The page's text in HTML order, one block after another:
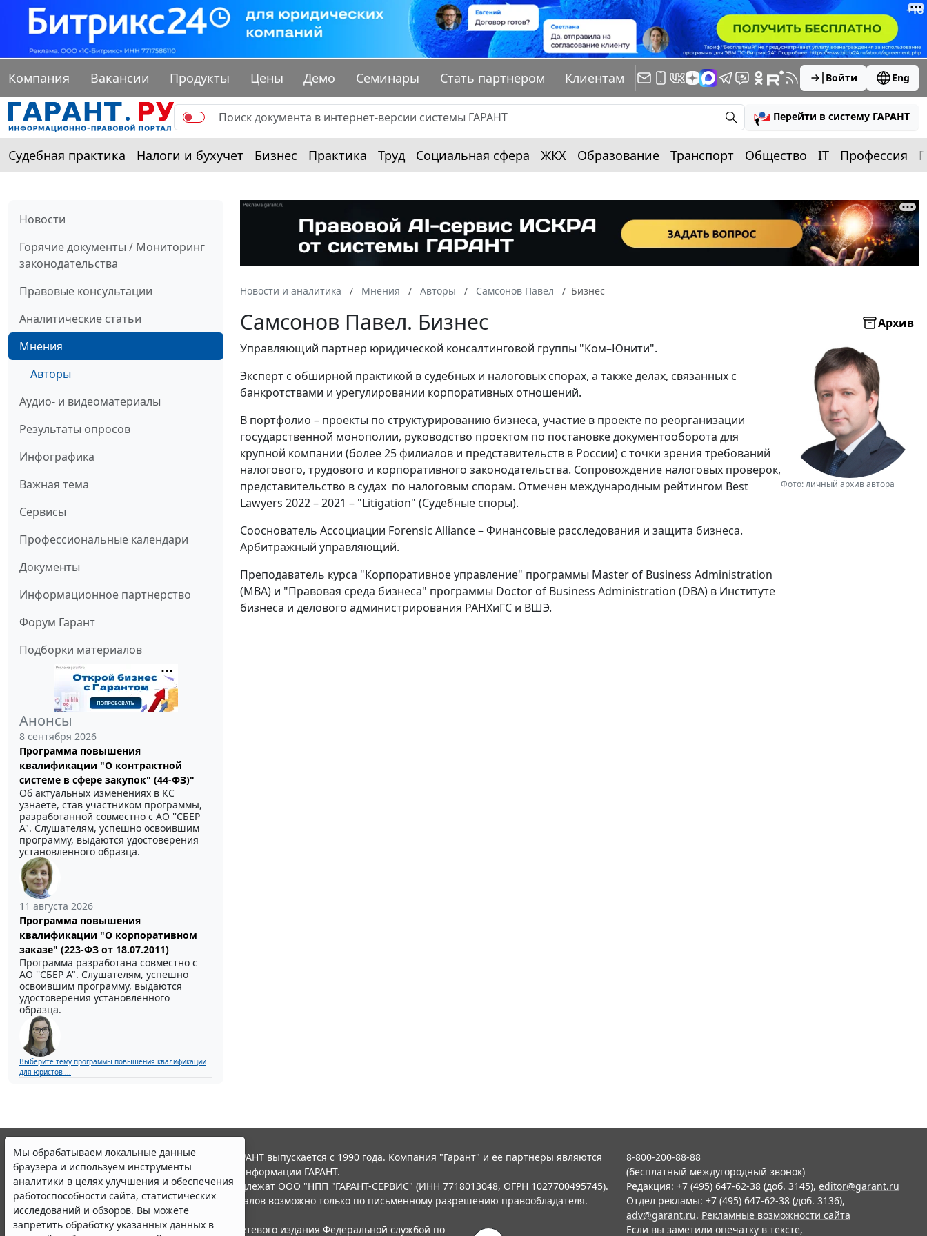
Компания Вакансии Продукты Цены Демо Семинары Стать партнером Клиентам Войти Eng
Перейти в систему ГАРАНТ
Судебная практика Налоги и бухучет Бизнес Практика Труд Социальная сфера ЖКХ Образование Транспорт Общество IT Профессия
Новости
Горячие документы / Мониторинг
законодательства
Правовые консультации
Аналитические статьи
Мнения
Авторы
Аудио- и видеоматериалы
Результаты опросов
Инфографика
Важная тема
Сервисы
Профессиональные календари
Документы
Информационное партнерство
Форум Гарант
Подборки материалов
Анонсы
8 сентября 2026
Программа повышения
квалификации "О контрактной
системе в сфере закупок" (44-ФЗ)"
Об актуальных изменениях в КС
узнаете, став участником программы,
разработанной совместно с АО ''СБЕР
А". Слушателям, успешно освоившим
программу, выдаются удостоверения
установленного образца.
11 августа 2026
Программа повышения
квалификации "О корпоративном
заказе" (223-ФЗ от 18.07.2011)
Программа разработана совместно с
АО ''СБЕР А". Слушателям, успешно
освоившим программу, выдаются
удостоверения установленного
образца.
Выберите тему программы повышения квалификации
для юристов ...
Новости и аналитика Мнения Авторы Самсонов Павел Бизнес
Самсонов Павел. Бизнес Архив
Фото: личный архив автора
Управляющий партнер юридической консалтинговой группы "Ком–Юнити".
Эксперт с обширной практикой в судебных и налоговых спорах, а также делах, связанных с
банкротствами и урегулировании корпоративных отношений.
В портфолио – проекты по структурированию бизнеса, участие в проекте по реорганизации
государственной монополии, руководство проектом по постановке документооборота для
крупной компании (более 25 филиалов и представительств в России) с точки зрения требований
налогового, трудового и корпоративного законодательства. Сопровождение налоговых проверок,
представительство в судах по налоговым спорам. Отмечен международным рейтингом Best
Lawyers 2022 – 2021 – "Litigation" (Судебные споры).
Сооснователь Ассоциации Forensic Alliance – Финансовые расследования и защита бизнеса.
Арбитражный управляющий.
Преподаватель курса "Корпоративное управление" программы Master of Business Administration
(MBA) и "Правовая среда бизнеса" программы Doctor of Business Administration (DBA) в Институте
бизнеса и делового администрирования РАНХиГС и ВШЭ.
Мы обрабатываем локальные данные
браузера и используем инструменты
аналитики в целях улучшения и обеспечения
работоспособности сайта, статистических
исследований и обзоров. Вы можете
запретить обработку указанных данных в
© ООО "НПП "ГАРАНТ-СЕРВИС", 2026. Система ГАРАНТ выпускается с 1990 года. Компания "Гарант" и ее партнеры являются
участниками Российской ассоциации правовой информации ГАРАНТ.
Все права на материалы сайта ГАРАНТ.РУ принадлежат ООО "НПП "ГАРАНТ-СЕРВИС" (ИНН 7718013048, ОГРН 1027700495745).
Полное или частичное воспроизведение материалов возможно только по письменному разрешению правообладателя.
Правила использования портала.
Портал ГАРАНТ.РУ зарегистрирован в качестве сетевого издания Федеральной службой по
8-800-200-88-88
(бесплатный междугородный звонок)
Редакция: +7 (495) 647-62-38 (доб. 3145), editor@garant.ru
Отдел рекламы: +7 (495) 647-62-38 (доб. 3136),
adv@garant.ru. Рекламные возможности сайта
Если вы заметили опечатку в тексте,